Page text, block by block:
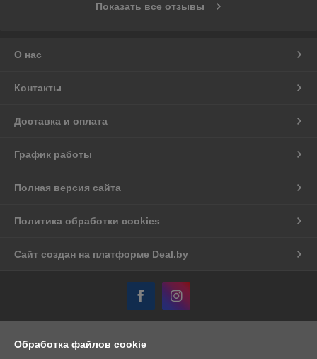
Показать все отзывы
О нас
Контакты
Доставка и оплата
График работы
Полная версия сайта
Политика обработки cookies
Сайт создан на платформе Deal.by
Информация для покупателя
Обработка файлов cookie